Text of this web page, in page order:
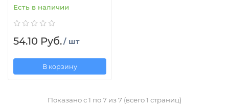
Есть в наличии
54.10 Руб./ шт
В корзину
Показано с 1 по 7 из 7 (всего 1 страниц)